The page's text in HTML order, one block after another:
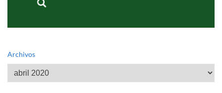
Archivos
Archivos